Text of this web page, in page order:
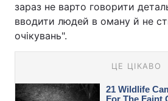
зараз не варто говорити
вводити людей в оману й не
очікувань".